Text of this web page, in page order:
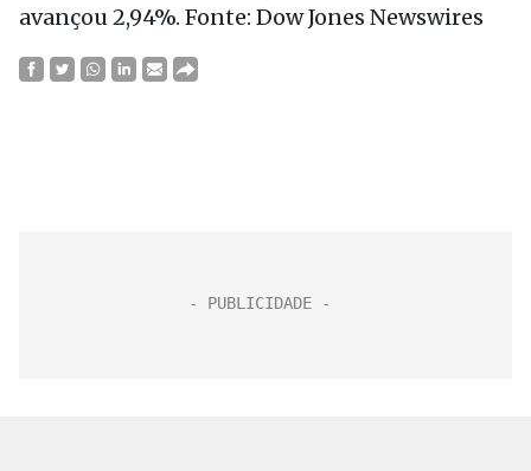
avançou 2,94%. Fonte: Dow Jones Newswires